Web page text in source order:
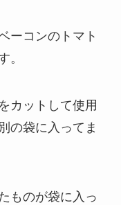
ーコンのトマト
。
カットして使用
の袋に入ってま
ものが袋に入っ